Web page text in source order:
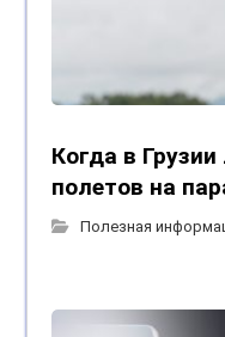
Когда в
полетов на
Полезная